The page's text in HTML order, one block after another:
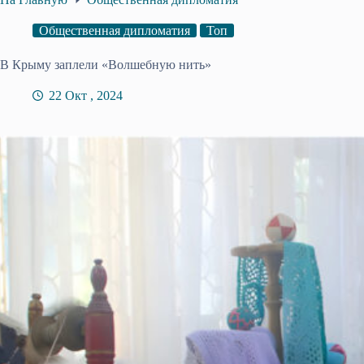
Общественная дипломатия Топ
В Крыму заплели «Волшебную нить»
22 Окт , 2024